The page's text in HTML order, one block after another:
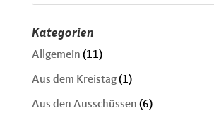
Kategorien
Allgemein (11)
Aus dem Kreistag(1)
Aus den Ausschüssen (6)